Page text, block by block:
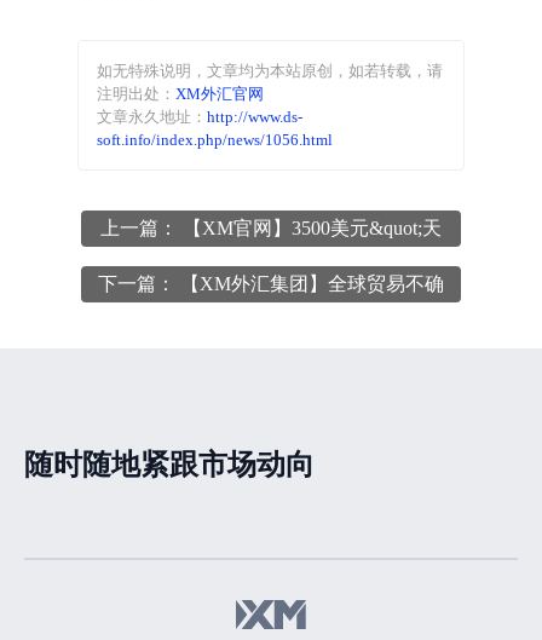
如无特殊说明，文章均为本站原创 ，如若转载，请
注明出处： XM外汇官网
文章永久地址： http://www.ds-
soft.info/index.php/news/1056.html
上一篇： 【XM官网】3500美元&quot;天
花板&quot;后抢筹良机?黄金回调验证强势
本色
下一篇： 【XM外汇集团】全球贸易不确
随时随地紧跟市场动向